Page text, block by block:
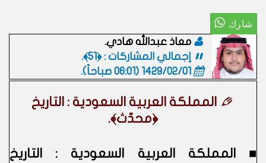
معاذ عبدالله هادي.
إجمالي المشاركات : ﴿51﴾.
1429/02/01 (06:01 صباحاً)
.
المملكة العربية السعودية : التاريخ
﴿محدّث﴾.
■ المملكة العربية السعودية : التاريخ